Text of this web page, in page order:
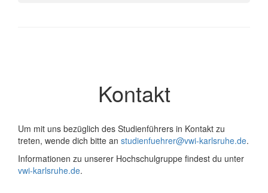
Kontakt
Um mit uns bezüglich des Studienführers in Kontakt zu
treten, wende dich bitte an studienfuehrer@vwi-karlsruhe.de.
Informationen zu unserer Hochschulgruppe findest du unter
vwi-karlsruhe.de.